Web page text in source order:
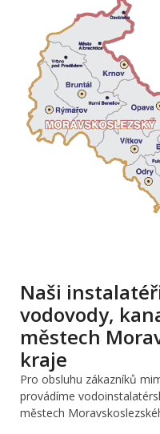
Naši
vodovody,
městech
kraje
Pro obsluhu zákazníků
provádíme
městech